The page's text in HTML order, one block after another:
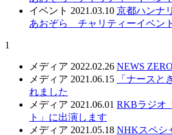
イベント 2021.03.10 京都ハンナ
あおぞら チャリティーイベン
1
メディア 2022.02.26 NEWS
メディア 2021.06.15
「ナースと
れました
メディア 2021.06.01 RKBラジオ
ト」に出演します
メディア 2021.05.18 NHKスペシ